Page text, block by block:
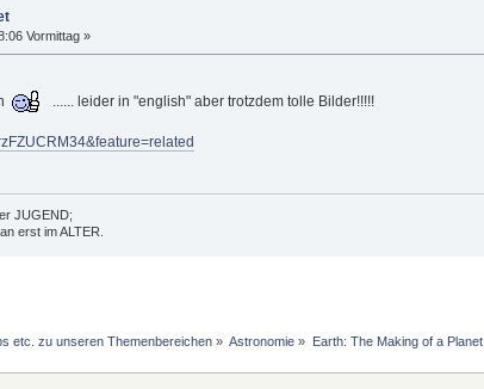
Vormittag »
...... leider in "english" aber trotzdem tolle Bilder!!!!!
JUGEND;
erst im ALTER.
etc. zu unseren Themenbereichen» Astronomie » Earth: The Making of a Planet